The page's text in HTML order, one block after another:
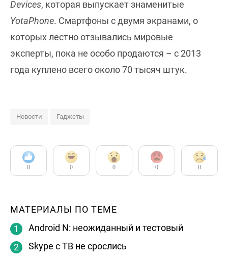
Devices, которая выпускает знаменитые
YotaPhone. Смартфоны с двумя экранами, о
которых лестно отзывались мировые
эксперты, пока не особо продаются – с 2013
года куплено всего около 70 тысяч штук.
Новости Гаджеты
0 0 0 0 0
МАТЕРИАЛЫ ПО ТЕМЕ
Android N: неожиданный и тестовый
Skype с ТВ не срослись